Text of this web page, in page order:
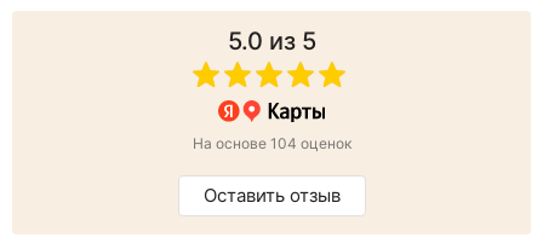
5.0 из 5
На основе 104 оценок
Оставить отзыв